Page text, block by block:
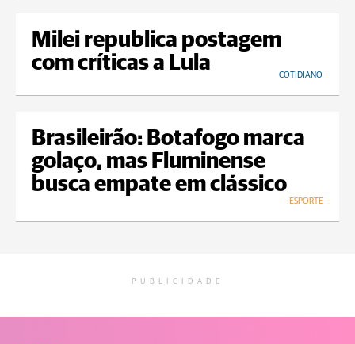
Milei republica postagem
com críticas a Lula
COTIDIANO
Brasileirão: Botafogo marca
golaço, mas Fluminense
busca empate em clássico
ESPORTE
PUBLICIDADE